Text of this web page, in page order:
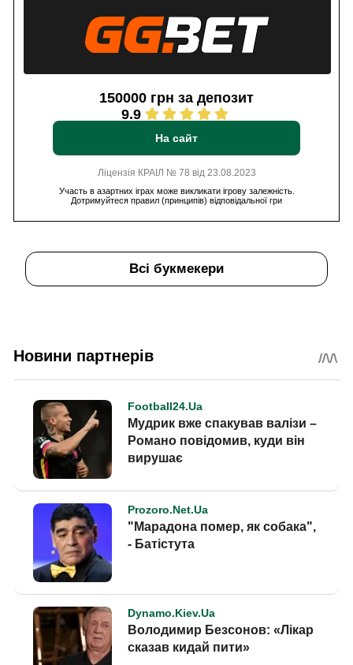
150000 грн за депозит
9.9
На сайт
Ліцензія КРАІЛ № 78 від 23.08.2023
Участь в азартних іграх може викликати ігрову залежність.
Дотримуйтеся правил (принципів) відповідальної гри
Всі букмекери